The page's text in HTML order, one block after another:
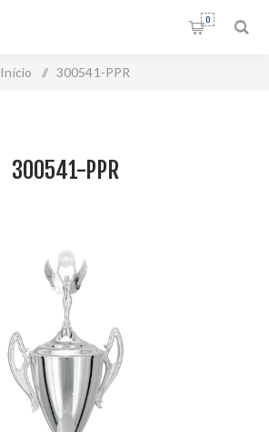
0
Início / 300541-PPR
300541-PPR